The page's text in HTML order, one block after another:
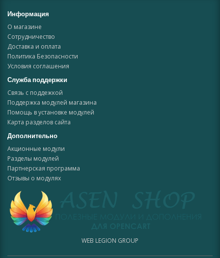
Информация
О магазине
Сотрудничество
Доставка и оплата
Политика Безопасности
Условия соглашения
Служба поддержки
Связь с поддежкой
Поддержка модулей магазина
Помощь в установке модулей
Карта разделов сайта
Дополнительно
Акционные модули
Разделы модулей
Партнерская программа
Отзывы о модулях
WEB LEGION GROUP